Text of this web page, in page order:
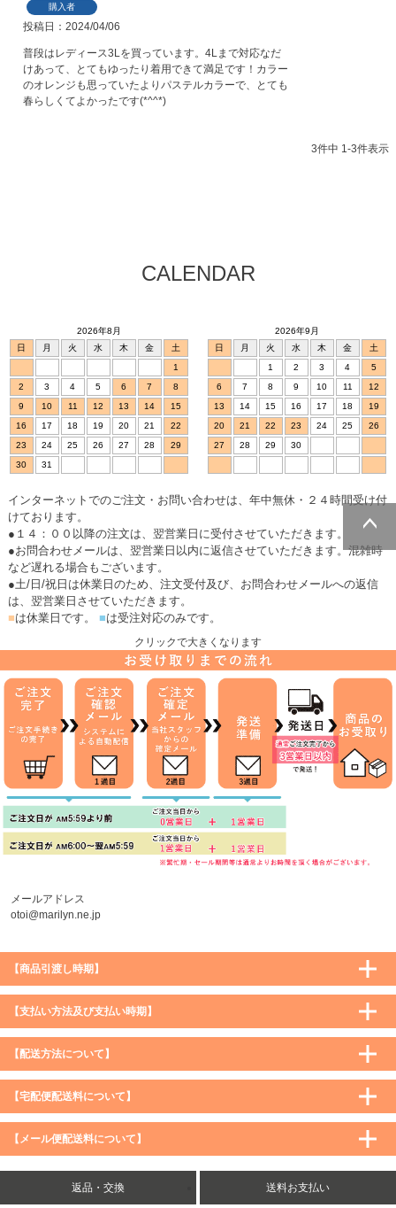
購入者
投稿日 2024/04/06
普段はレディース3Lを買っています。4Lまで対応なだ
けあって、とてもゆったり着用できて満足です！カラー
のオレンジも思っていたよりパステルカラーで、とても
春らしくてよかったです(*^^*)
3件中 1-3件表示
ページトッ
CALENDAR
2026年8月
日
月 火 水 木 金
土
1
2
3 4 5 6 7
8
9
10 11 12 13 14
15
16
17 18 19 20 21
22
23
24 25 26 27 28
29
30
31
2026年9月
日
月 火 水 木 金
土
1
2 3 4
5
6
7 8 9 10 11
12
13
14 15 16 17 18
19
20
21 22 23 24 25
26
27
28 29 30
インターネットでのご注文・お問い合わせは、年中無休・２４時間受け付
けております。
●１４：００以降の注文は、翌営業日に受付させていただきます。
●お問合わせメールは、翌営業日以内に返信させていただきます。混雑時
など遅れる場合もございます。
●土/日/祝日は休業日のため、注文受付及び、お問合わせメールへの返信
は、翌営業日させていただきます。
■は休業日です。 ■は受注対応のみです。
クリックで大きくなります
メールアドレス
otoi@marilyn.ne.jp
【商品引渡し時期】
【支払い方法及び支払い時期】
【配送方法について】
【宅配便配送料について】
購入価格 ／ 地域 通常 沖縄・離島など一部地域
5,900円（税込）未満
590円（税込）
【メール便配送料について】
返品・交換 送料お支払い